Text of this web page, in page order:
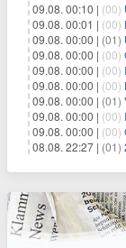
09.08. 00:10 | (00)
09.08. 00:01 | (00)
09.08. 00:00 | (01)
09.08. 00:00 | (00)
09.08. 00:00 | (00)
09.08. 00:00 | (00)
09.08. 00:00 | (01)
09.08. 00:00 | (00)
09.08. 00:00 | (00)
08.08. 22:27 | (01)